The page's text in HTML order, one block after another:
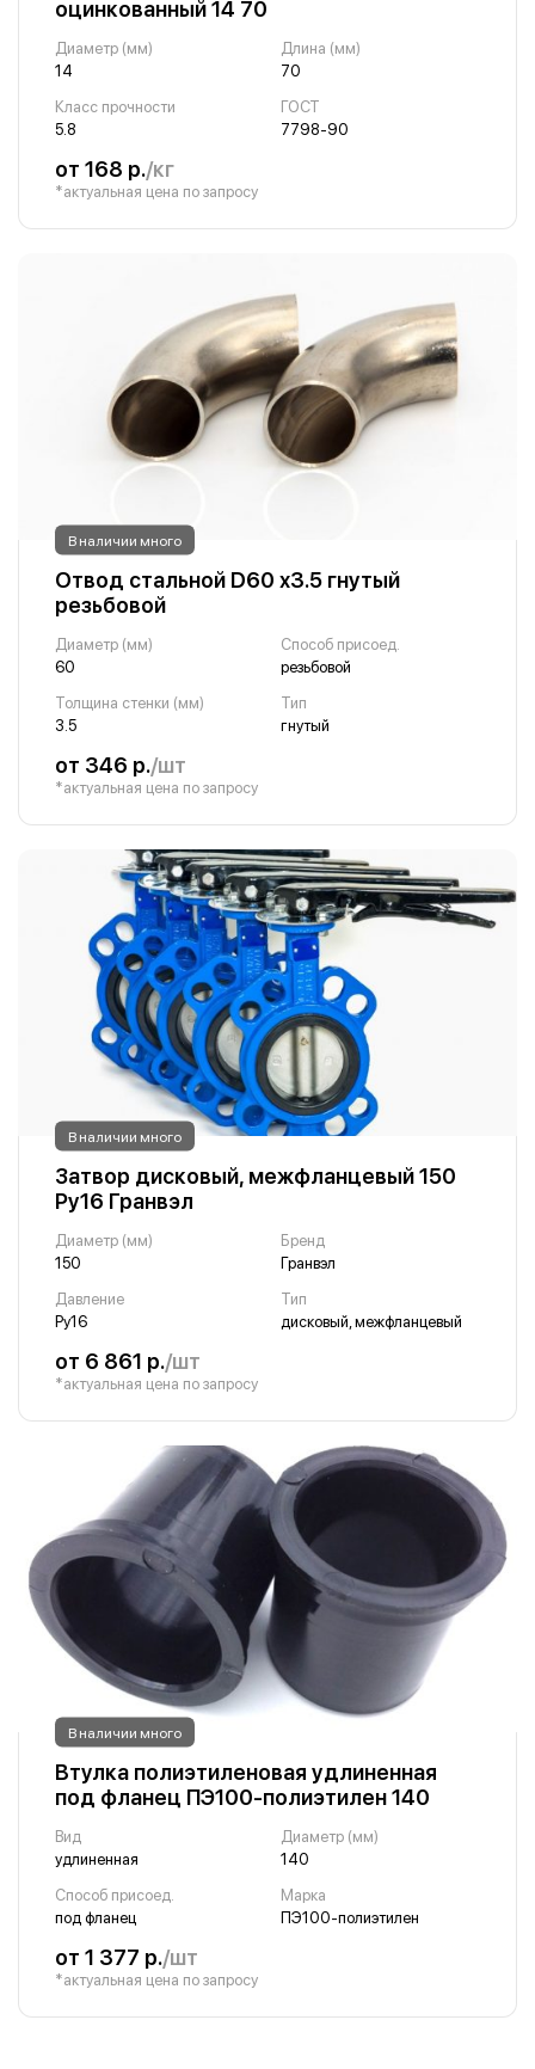
оцинкованный 14 70
Диаметр (мм)
14
Длина (мм)
70
Класс прочности
5.8
ГОСТ
7798-90
от 168 р./кг
*актуальная цена по запросу
В наличии много
Отвод стальной D60 х3.5 гнутый
резьбовой
Диаметр (мм)
60
Способ присоед.
резьбовой
Толщина стенки (мм)
3.5
Тип
гнутый
от 346 р./шт
*актуальная цена по запросу
В наличии много
Затвор дисковый, межфланцевый 150
Ру16 Гранвэл
Диаметр (мм)
150
Бренд
Гранвэл
Давление
Ру16
Тип
дисковый, межфланцевый
от 6 861 р./шт
*актуальная цена по запросу
В наличии много
Втулка полиэтиленовая удлиненная
под фланец ПЭ100-полиэтилен 140
Вид
удлиненная
Диаметр (мм)
140
Способ присоед.
под фланец
Марка
ПЭ100-полиэтилен
от 1 377 р./шт
*актуальная цена по запросу